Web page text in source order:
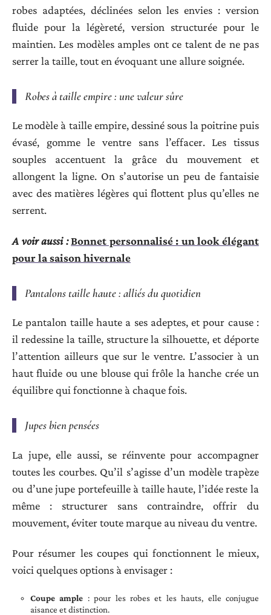
robes adaptées, déclinées selon les envies : version
fluide pour la légèreté, version structurée pour le
maintien. Les modèles amples ont ce talent de ne pas
serrer la taille, tout en évoquant une allure soignée.
Robes à taille empire : une valeur sûre
Le modèle à taille empire, dessiné sous la poitrine puis
évasé, gomme le ventre sans l’effacer. Les tissus
souples accentuent la grâce du mouvement et
allongent la ligne. On s’autorise un peu de fantaisie
avec des matières légères qui flottent plus qu’elles ne
serrent.
A voir aussi : Bonnet personnalisé : un look élégant
pour la saison hivernale
Pantalons taille haute : alliés du quotidien
Le pantalon taille haute a ses adeptes, et pour cause :
il redessine la taille, structure la silhouette, et déporte
l’attention ailleurs que sur le ventre. L’associer à un
haut fluide ou une blouse qui frôle la hanche crée un
équilibre qui fonctionne à chaque fois.
Jupes bien pensées
La jupe, elle aussi, se réinvente pour accompagner
toutes les courbes. Qu’il s’agisse d’un modèle trapèze
ou d’une jupe portefeuille à taille haute, l’idée reste la
même : structurer sans contraindre, offrir du
mouvement, éviter toute marque au niveau du ventre.
Pour résumer les coupes qui fonctionnent le mieux,
voici quelques options à envisager :
Coupe ample : pour les robes et les hauts, elle conjugue
aisance et distinction.